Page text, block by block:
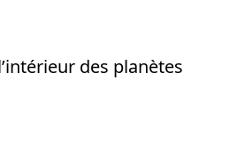
des planètes